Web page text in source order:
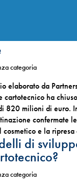
i modelli in
categoria
elaborato da
cartotecnico ha
820 milioni di euro.
confermate
cosmetico e la ripresa
di
categoria